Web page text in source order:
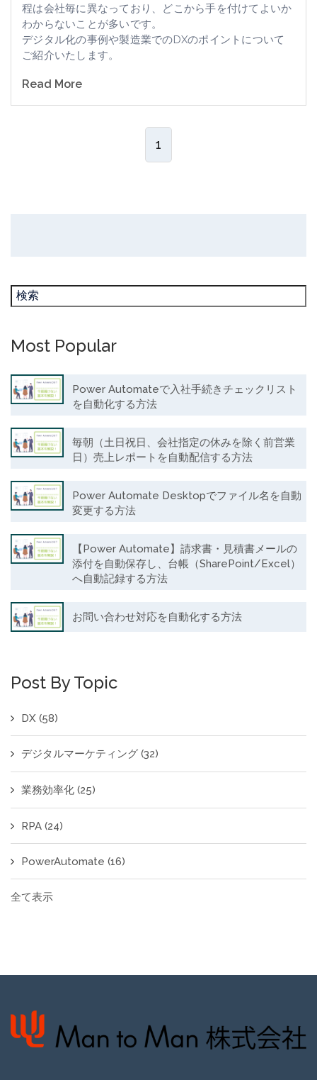
程は会社毎に異なっており、どこから手を付けてよいか
わからないことが多いです。
デジタル化の事例や製造業でのDXのポイントについて
ご紹介いたします。
Read More
1
Most Popular
Power Automateで入社手続きチェックリスト
を自動化する方法
毎朝（土日祝日、会社指定の休みを除く前営業
日）売上レポートを自動配信する方法
Power Automate Desktopでファイル名を自動
変更する方法
【Power Automate】請求書・見積書メールの
添付を自動保存し、台帳（SharePoint/Excel）
へ自動記録する方法
お問い合わせ対応を自動化する方法
Post By Topic
DX (58)
デジタルマーケティング (32)
業務効率化 (25)
RPA (24)
PowerAutomate (16)
全て表示